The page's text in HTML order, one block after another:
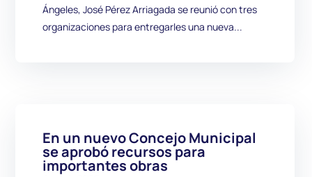
Ángeles, José Pérez Arriagada se reunió con tres
organizaciones para entregarles una nueva...
En un nuevo Concejo Municipal
se aprobó recursos para
importantes obras